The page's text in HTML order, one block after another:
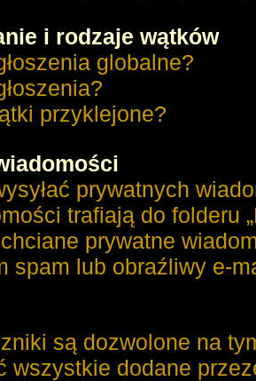
i rodzaje wątków
globalne?
przyklejone?
prywatnych
trafiają do folderu
prywatne
spam lub obraźliwy e-
są dozwolone na
wszystkie dodane